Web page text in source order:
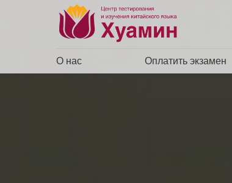
О нас Оплатить экзамен